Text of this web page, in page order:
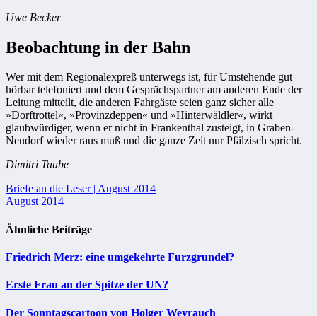
Uwe Becker
Beobachtung in der Bahn
Wer mit dem Regionalexpreß unterwegs ist, für Umstehende gut
hörbar telefoniert und dem Gesprächspartner am anderen Ende der
Leitung mitteilt, die anderen Fahrgäste seien ganz sicher alle
»Dorftrottel«, »Provinzdeppen« und »Hinterwäldler«, wirkt
glaubwürdiger, wenn er nicht in Frankenthal zusteigt, in Graben-
Neudorf wieder raus muß und die ganze Zeit nur Pfälzisch spricht.
Dimitri Taube
Beitragsnavigation
Briefe an die Leser | August 2014
August 2014
Ähnliche Beiträge
Friedrich Merz: eine umgekehrte Furzgrundel?
Erste Frau an der Spitze der UN?
Der Sonntagscartoon von Holger Weyrauch